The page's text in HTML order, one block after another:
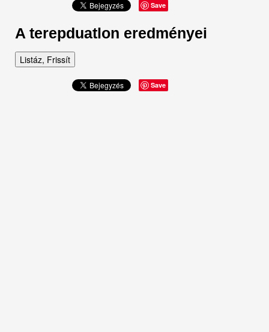
Save
A terepduatlon eredményei
Listáz, Frissít
Save